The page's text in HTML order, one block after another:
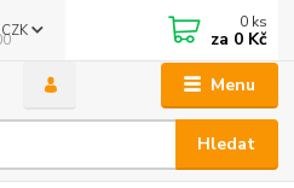
Menu
CZK
Hledat
0 ks
za 0 Kč